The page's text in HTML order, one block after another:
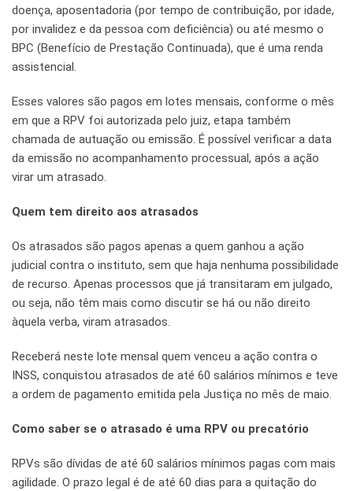
doença, aposentadoria (por tempo de contribuição, por idade,
por invalidez e da pessoa com deficiência) ou até mesmo o
BPC (Benefício de Prestação Continuada), que é uma renda
assistencial.
Esses valores são pagos em lotes mensais, conforme o mês
em que a RPV foi autorizada pelo juiz, etapa também
chamada de autuação ou emissão. É possível verificar a data
da emissão no acompanhamento processual, após a ação
virar um atrasado.
Quem tem direito aos atrasados
Os atrasados são pagos apenas a quem ganhou a ação
judicial contra o instituto, sem que haja nenhuma possibilidade
de recurso. Apenas processos que já transitaram em julgado,
ou seja, não têm mais como discutir se há ou não direito
àquela verba, viram atrasados.
Receberá neste lote mensal quem venceu a ação contra o
INSS, conquistou atrasados de até 60 salários mínimos e teve
a ordem de pagamento emitida pela Justiça no mês de maio.
Como saber se o atrasado é uma RPV ou precatório
RPVs são dívidas de até 60 salários mínimos pagas com mais
agilidade. O prazo legal é de até 60 dias para a quitação do